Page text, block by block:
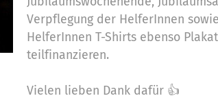
Verpflegung der HelferInnen
HelferInnen T-Shirts ebenso
teilfinanzieren.
Vielen lieben Dank dafür 👍